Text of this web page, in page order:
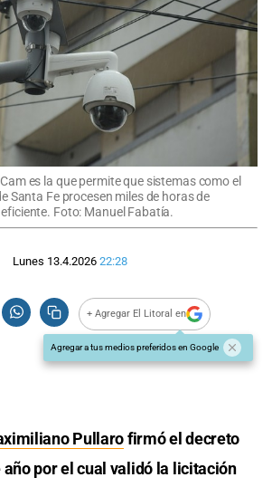
es la que permite que sistemas como el
Santa Fe procesen miles de horas de
Foto: Manuel Fabatía.
Lunes 13.4.2026 22:28
+ Agregar El Litoral en
Agregar a tus medios preferidos en Google
Pullarofirmó el decreto
por el cual validó la licitación